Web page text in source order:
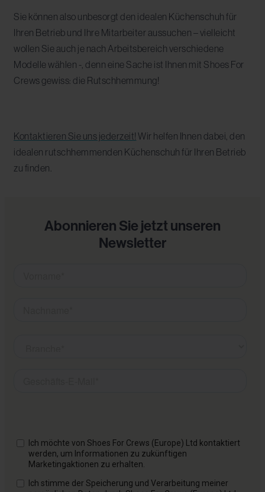
Sie können also unbesorgt den idealen Küchenschuh für
Ihren Betrieb und Ihre Mitarbeiter aussuchen – vielleicht
wollen Sie auch je nach Arbeitsbereich verschiedene
Modelle wählen -, denn eine Sache ist Ihnen mit Shoes For
Crews gewiss: die Rutschhemmung!
Kontaktieren Sie uns jederzeit! Wir helfen Ihnen dabei, den
idealen rutschhemmenden Küchenschuh für Ihren Betrieb
zu finden.
Abonnieren Sie jetzt unseren
Newsletter